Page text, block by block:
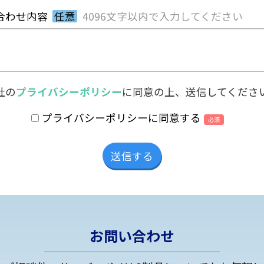
わせ内容 任意 4096文字以内で入力してください
のプライバシーポリシーに同意の上、送信してくださ
プライバシーポリシーに同意する
必須
お問い合わせ